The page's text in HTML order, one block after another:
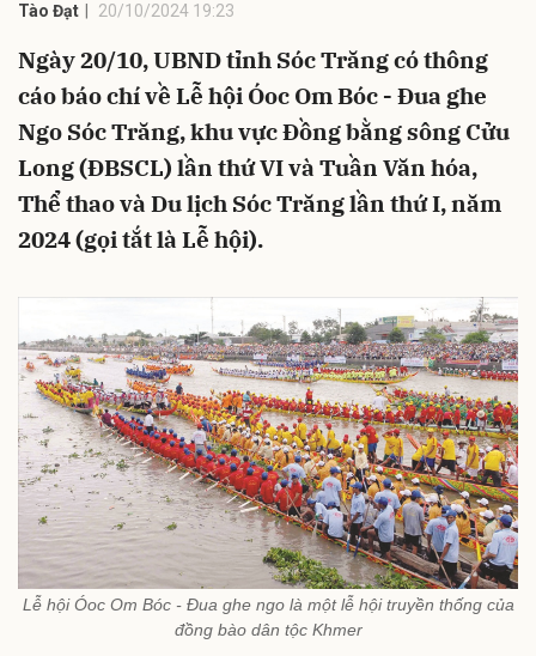
Tào Đạt 20/10/2024 19:23
Ngày 20/10, UBND tỉnh Sóc Trăng có thông
cáo báo chí về Lễ hội Óoc Om Bóc - Đua ghe
Ngo Sóc Trăng, khu vực Đồng bằng sông Cửu
Long (ĐBSCL) lần thứ VI và Tuần Văn hóa,
Thể thao và Du lịch Sóc Trăng lần thứ I, năm
2024 (gọi tắt là Lễ hội).
Lễ hội Óoc Om Bóc - Đua ghe ngo là một lễ hội truyền thống của
đồng bào dân tộc Khmer